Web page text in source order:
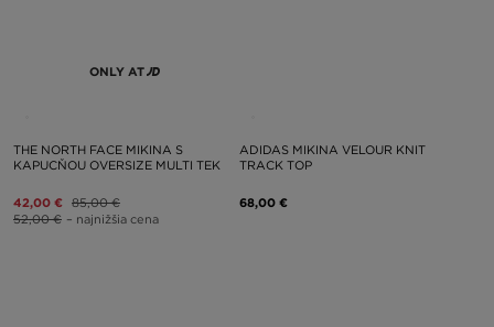
ONLY AT
THE NORTH FACE MIKINA S
KAPUCŇOU OVERSIZE MULTI TEK
42,00 € 85,00 €
52,00 € – najnižšia cena
ADIDAS MIKINA VELOUR KNIT
TRACK TOP
68,00 €